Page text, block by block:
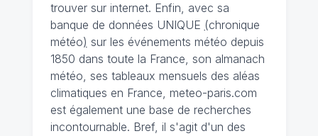
trouver sur internet. Enfin, avec sa
banque de données UNIQUE (chronique
météo) sur les événements météo depuis
1850 dans toute la France, son almanach
météo, ses tableaux mensuels des aléas
climatiques en France, meteo-paris.com
est également une base de recherches
incontournable. Bref, il s'agit d'un des